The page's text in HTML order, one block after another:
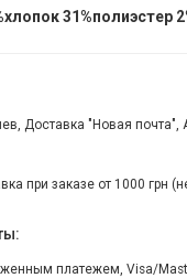
31%полиэстер
Доставка "Новая почта",
при заказе от 1000 грн
платежем, Visa/